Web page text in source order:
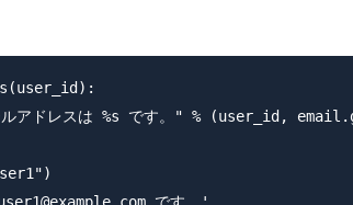
ドレスは %s です。" % (user_id,